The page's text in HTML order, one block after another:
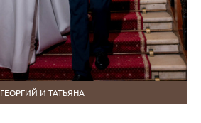
ГЕОРГИЙ И ТАТЬЯНА